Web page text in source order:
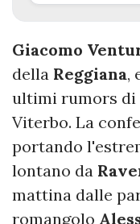
Giacomo
della Reggiana,
ultimi rumors di
Viterbo. La
portando
lontano da
mattina dalle
romangolo